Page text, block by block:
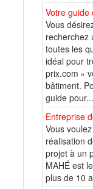
Votre guide
Vous
recherchez
toutes les
idéal pour
prix.com »
bâtiment.
guide pour...
Entreprise
Vous
réalisation
projet à un
MAHÉ est
plus de 10